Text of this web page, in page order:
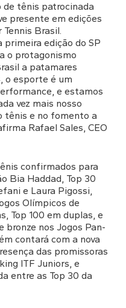
tênis patrocinada
presente em edições
Brasil.
primeira edição do SP
o protagonismo
a patamares
o esporte é um
e estamos
vez mais nosso
tênis e no fomento a
Rafael Sales, CEO
confirmados para
Bia Haddad, Top 30
e Laura Pigossi,
Olímpicos de
Top 100 em duplas, e
bronze nos Jogos Pan-
contará com a nova
das promissoras
ITF Juniors, e
entre as Top 30 da